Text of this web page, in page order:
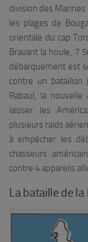
division des
les plages de
orientale du cap
Bravant la houle, 7
débarquement est
contre un bataillon
Rabaul, la nouvelle
laisser les
plusieurs raids
à empêcher les
chasseurs
contre 4 appareils
La bataille de